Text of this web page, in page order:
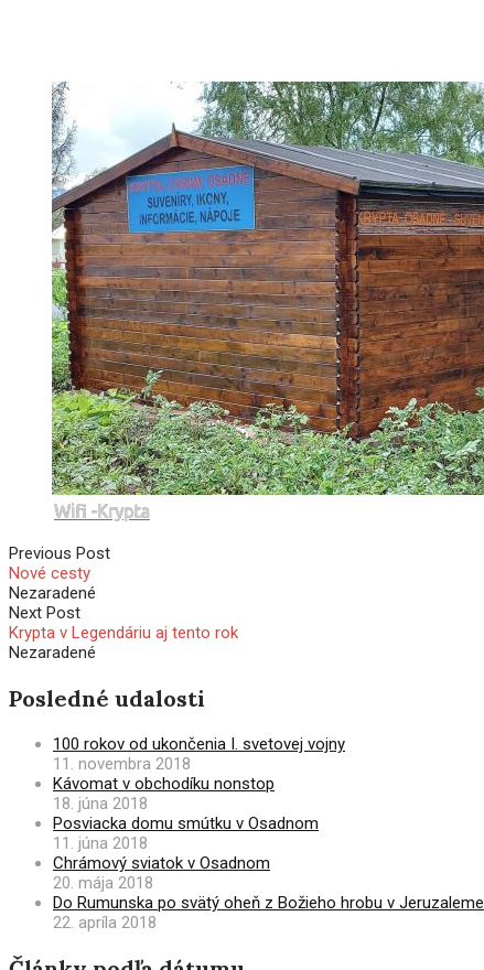
Wifi -Krypta
Previous Post
Nové cesty
Nezaradené
Next Post
Krypta v Legendáriu aj tento rok
Nezaradené
Posledné udalosti
100 rokov od ukončenia I. svetovej vojny
11. novembra 2018
Kávomat v obchodíku nonstop
18. júna 2018
Posviacka domu smútku v Osadnom
11. júna 2018
Chrámový sviatok v Osadnom
20. mája 2018
Do Rumunska po svätý oheň z Božieho hrobu v Jeruzaleme
22. apríla 2018